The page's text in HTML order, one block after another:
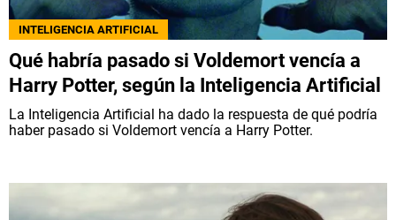
INTELIGENCIA ARTIFICIAL
Qué habría pasado si Voldemort vencía a
Harry Potter, según la Inteligencia Artificial
La Inteligencia Artificial ha dado la respuesta de qué podría
haber pasado si Voldemort vencía a Harry Potter.